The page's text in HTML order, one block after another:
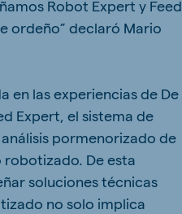
Robot Expert y Feed
ordeño” declaró Mario
en las experiencias de De
Expert, el sistema de
pormenorizado de
De esta
soluciones técnicas
no solo implica